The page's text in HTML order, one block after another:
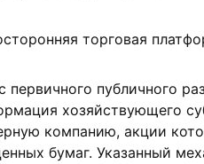
торговая
первичного публичного
хозяйствующего
компанию, акции
бумаг. Указанный